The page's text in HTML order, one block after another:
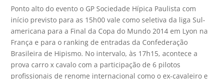
Ponto alto do evento o GP Sociedade Hípica Paulista com
início previsto para as 15h00 vale como seletiva da liga Sul-
americana para a Final da Copa do Mundo 2014 em Lyon na
França e para o ranking de entradas da Confederação
Brasileira de Hipismo. No intervalo, às 17h15, acontece a
prova carro x cavalo com a participação de 6 pilotos
profissionais de renome internacional como o ex-cavaleiro e